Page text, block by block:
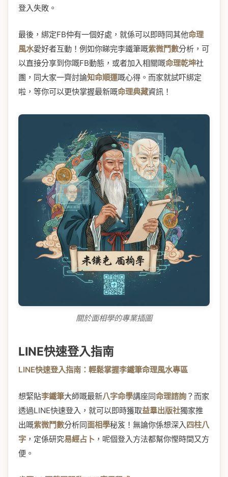
登入失敗。
最後，綁定FB仲有一個好處，就係可以即時同其他命理
風水愛好者互動！例如你睇完李鐵筆嘅紫微鬥數分析，可
以直接分享到你嘅FB動態，或者加入相關嘅命理乾坤社
團，同大家一齊討論知命順運嘅心得。而家就試吓綁定
啦，等你可以更快掌握最新嘅命理典藏資訊！
關於面相學的專業插圖
LINE快速登入指南
LINE快速登入指南：輕鬆掌握李鐵筆命理風水專區
想緊貼李鐵筆大師嘅最新八字命學講座同命理諮詢 ？而家
透過LINE快速登入，就可以即時獲取益羣出版社獨家推
出嘅紫微鬥數分析同面相學秘笈！無論你係想深入四柱八
字 ，定係研究易經占卜 ，呢個登入方法都幫你慳時間又方
便。